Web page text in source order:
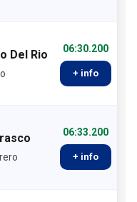
Del Rio 06:30.200
+ info
06:33.200
+ info